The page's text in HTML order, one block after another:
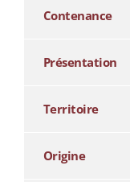
Contenance
Présentation
Territoire
Origine